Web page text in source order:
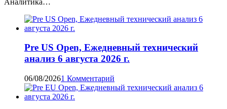
Pre US Open, Ежедневный технический
анализ 6 августа 2026 г.
06/08/20261 Комментарий